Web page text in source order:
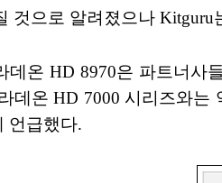
것으로 알려졌으나
데온 HD 8970은 파트너사
데온 HD 7000 시리즈와
언급했다.